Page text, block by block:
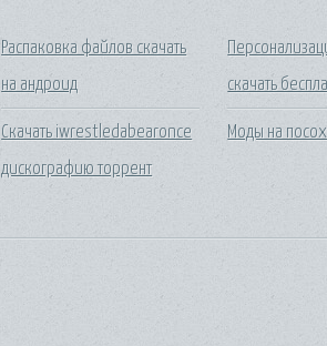
Распаковка файлов скачать
на андроид
Скачать iwrestledabearonce
дискографию торрент
скачать
Моды на